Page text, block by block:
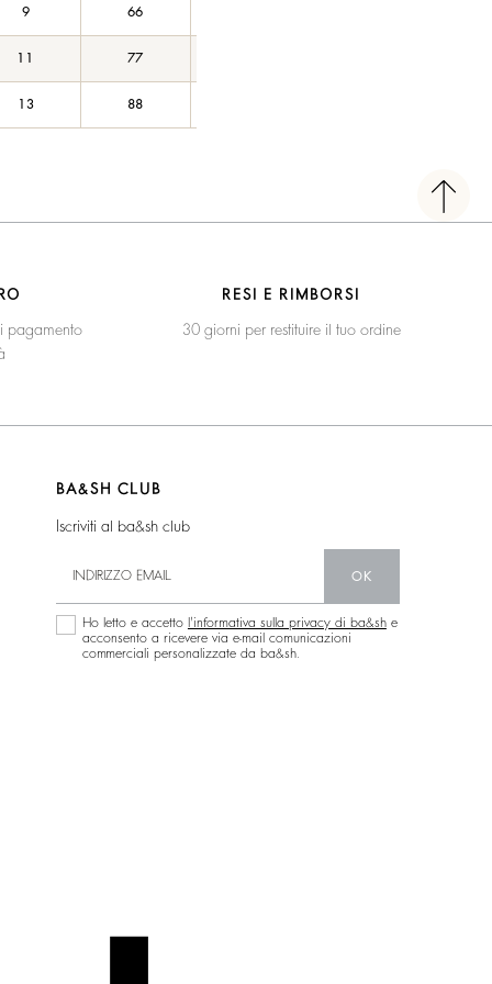
9 66
11 77
13 88
pagamento
RESI E RIMBORSI
30 giorni per restituire il tuo ordine
BA&SH CLUB
Iscriviti al ba&sh club
OK
Ho letto e accetto l'informativa sulla privacy di ba&she
acconsento a ricevere via e-mail comunicazioni
commerciali personalizzate da ba&sh.